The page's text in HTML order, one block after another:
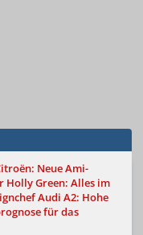
Neue Ami-
Holly Green: Alles im
Audi A2: Hohe
für das